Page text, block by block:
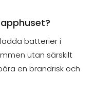
batterier i
utan särskilt
en brandrisk och